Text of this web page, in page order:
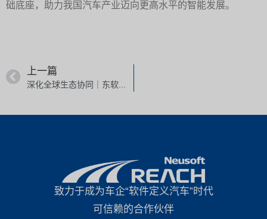
础底座，助力我国汽车产业迈向更高水平的智能发展。
上一篇
深化全球生态协同｜东软睿驰亮相英飞凌Automotive Ecosystem Summit 2026
致力于成为车企“软件定义汽车”时代
可信赖的合作伙伴